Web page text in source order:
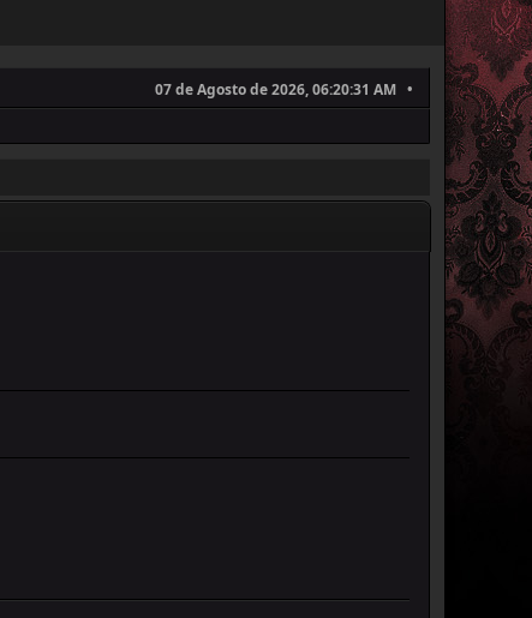
07 de Agosto de 2026, 06:20:31 AM